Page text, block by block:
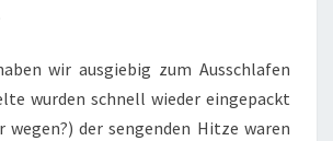
wir ausgiebig zum Ausschlafen
wurden schnell wieder eingepackt
der sengenden Hitze waren